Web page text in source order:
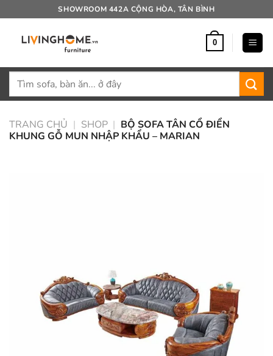
qua
SHOWROOM 442A CỘNG HÒA, TÂN BÌNH
0
Tìm
TRANG CHỦ | SHOP | BỘ SOFA TÂN CỔ ĐIỂN
KHUNG GỖ MUN NHẬP KHẨU – MARIAN